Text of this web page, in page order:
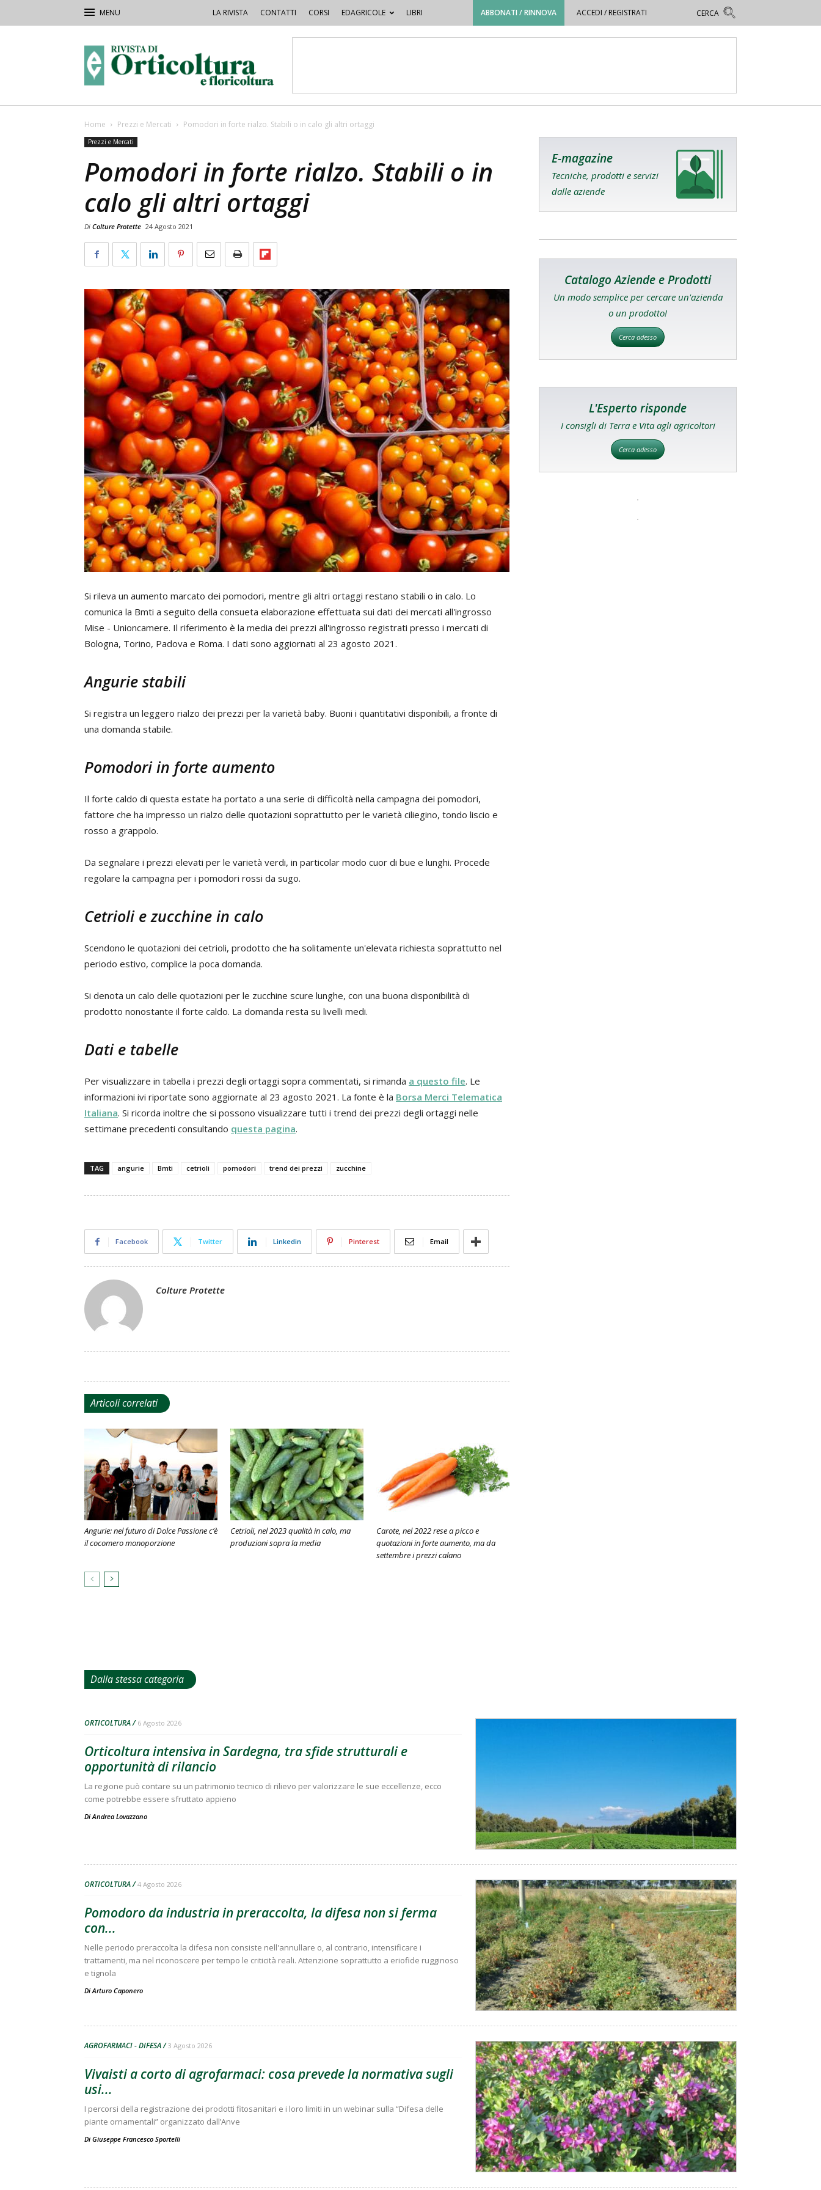
LA RIVISTA CONTATTI CORSI EDAGRICOLE LIBRI ABBONATI / RINNOVA ACCEDI / REGISTRATI
Orticoltura
Home Prezzi e Mercati Pomodori in forte rialzo. Stabili o in calo gli altri ortaggi
Prezzi e Mercati
Pomodori in forte rialzo. Stabili o in
calo gli altri ortaggi
Di Colture Protette 24 Agosto 2021
Si rileva un aumento marcato dei pomodori, mentre gli altri ortaggi restano stabili o in calo. Lo
comunica la Bmti a seguito della consueta elaborazione effettuata sui dati dei mercati all'ingrosso
Mise - Unioncamere. Il riferimento è la media dei prezzi all'ingrosso registrati presso i mercati di
Bologna, Torino, Padova e Roma. I dati sono aggiornati al 23 agosto 2021.
Angurie stabili
Si registra un leggero rialzo dei prezzi per la varietà baby. Buoni i quantitativi disponibili, a fronte di
una domanda stabile.
Pomodori in forte aumento
Il forte caldo di questa estate ha portato a una serie di difficoltà nella campagna dei pomodori,
fattore che ha impresso un rialzo delle quotazioni soprattutto per le varietà ciliegino, tondo liscio e
rosso a grappolo.
Da segnalare i prezzi elevati per le varietà verdi, in particolar modo cuor di bue e lunghi. Procede
regolare la campagna per i pomodori rossi da sugo.
Cetrioli e zucchine in calo
Scendono le quotazioni dei cetrioli, prodotto che ha solitamente un'elevata richiesta soprattutto nel
periodo estivo, complice la poca domanda.
Si denota un calo delle quotazioni per le zucchine scure lunghe, con una buona disponibilità di
prodotto nonostante il forte caldo. La domanda resta su livelli medi.
Dati e tabelle
Per visualizzare in tabella i prezzi degli ortaggi sopra commentati, si rimanda a questo file. Le
informazioni ivi riportate sono aggiornate al 23 agosto 2021. La fonte è la Borsa Merci Telematica
Italiana. Si ricorda inoltre che si possono visualizzare tutti i trend dei prezzi degli ortaggi nelle
settimane precedenti consultando questa pagina.
TAG angurie Bmti cetrioli pomodori trend dei prezzi zucchine
Facebook Twitter Linkedin Pinterest Email
Colture Protette
Articoli correlati
Angurie: nel futuro di Dolce Passione c’è
il cocomero monoporzione
Cetrioli, nel 2023 qualità in calo, ma
produzioni sopra la media
Carote, nel 2022 rese a picco e
quotazioni in forte aumento, ma da
settembre i prezzi calano
E-magazine
Tecniche, prodotti e servizi
dalle aziende
Catalogo Aziende e Prodotti
Un modo semplice per cercare un'azienda
o un prodotto!
Cerca adesso
L'Esperto risponde
I consigli di Terra e Vita agli agricoltori
Cerca adesso
Dalla stessa categoria
ORTICOLTURA 6 Agosto 2026
Orticoltura intensiva in Sardegna, tra sfide strutturali e
opportunità di rilancio
La regione può contare su un patrimonio tecnico di rilievo per valorizzare le sue eccellenze, ecco
come potrebbe essere sfruttato appieno
DiAndrea Lovazzano
ORTICOLTURA 4 Agosto 2026
Pomodoro da industria in preraccolta, la difesa non si ferma
con...
Nelle periodo preraccolta la difesa non consiste nell'annullare o, al contrario, intensificare i
trattamenti, ma nel riconoscere per tempo le criticità reali. Attenzione soprattutto a eriofide rugginoso
e tignola
DiArturo Caponero
AGROFARMACI - DIFESA 3 Agosto 2026
Vivaisti a corto di agrofarmaci: cosa prevede la normativa sugli
usi...
I percorsi della registrazione dei prodotti fitosanitari e i loro limiti in un webinar sulla “Difesa delle
piante ornamentali” organizzato dall’Anve
Di Giuseppe Francesco Sportelli